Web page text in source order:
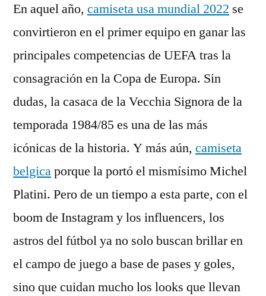
En aquel año, camiseta usa mundial 2022 se
convirtieron en el primer equipo en ganar las
principales competencias de UEFA tras la
consagración en la Copa de Europa. Sin
dudas, la casaca de la Vecchia Signora de la
temporada 1984/85 es una de las más
icónicas de la historia. Y más aún, camiseta
belgicaporque la portó el mismísimo Michel
Platini. Pero de un tiempo a esta parte, con el
boom de Instagram y los influencers, los
astros del fútbol ya no solo buscan brillar en
el campo de juego a base de pases y goles,
sino que cuidan mucho los looks que llevan